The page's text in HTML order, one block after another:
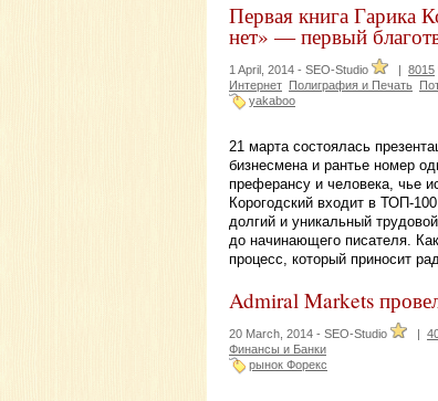
Первая книга Гарика
нет» — первый
1 April, 2014 - SEO-Studio | 8015
Интернет Полиграфия и Печать
yakaboo
21 марта состоялась
бизнесмена и рантье номер
преферансу и человека, чье
Корогодский входит в ТОП-
долгий и уникальный
до начинающего писателя.
процесс, который приносит
Admiral Markets
20 March, 2014 - SEO-Studio |
Финансы и Банки
рынок Форекс